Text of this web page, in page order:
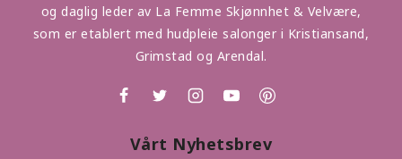
og daglig leder av La Femme Skjønnhet & Velvære,
som er etablert med hudpleie salonger i Kristiansand,
Grimstad og Arendal.
Vårt Nyhetsbrev